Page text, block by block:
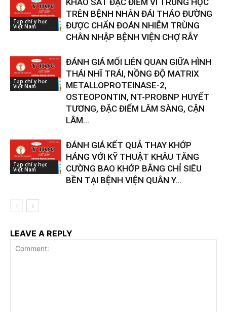
Tạp chí y học
Việt Nam
TRÊN BỆNH NHÂN ĐÁI THÁO ĐƯỜNG
ĐƯỢC CHẨN ĐOÁN NHIỄM TRÙNG
CHÂN NHẬP BỆNH VIỆN CHỢ RẪY
Tạp chí y học
Việt Nam
ĐÁNH GIÁ MỐI LIÊN QUAN GIỮA HÌNH
THÁI NHĨ TRÁI, NỒNG ĐỘ MATRIX
METALLOPROTEINASE-2,
OSTEOPONTIN, NT-PROBNP HUYẾT
TƯƠNG, ĐẶC ĐIỂM LÂM SÀNG, CẬN
LÂM...
Tạp chí y học
Việt Nam
ĐÁNH GIÁ KẾT QUẢ THAY KHỚP
HÁNG VỚI KỸ THUẬT KHÂU TĂNG
CƯỜNG BAO KHỚP BẰNG CHỈ SIÊU
BỀN TẠI BỆNH VIỆN QUÂN Y...
LEAVE A REPLY